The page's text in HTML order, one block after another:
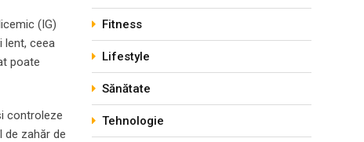
(IG)
lent, ceea
poate
controleze
de zahăr de
Fitness
Lifestyle
Sănătate
Tehnologie